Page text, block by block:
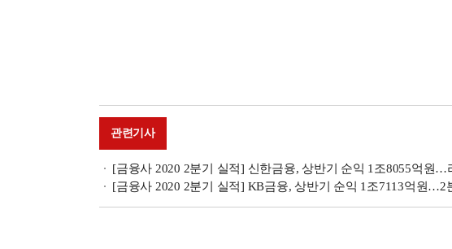
관련기사
[금융사 2020 2분기 실적] 신한금융, 상반기 순익 1조8055억원…
[금융사 2020 2분기 실적] KB금융, 상반기 순익 1조7113억원…2